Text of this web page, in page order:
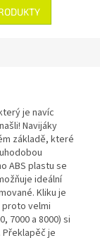
je navíc
Navijáky
základě, které
ABS plastu se
ideální
Kliku je
proto velmi
7000 a 8000) si
je